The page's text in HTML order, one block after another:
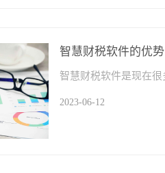
智慧财税软件的优势
2023-06-12